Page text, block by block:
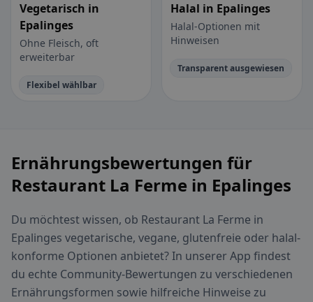
Vegetarisch in
Epalinges
Ohne Fleisch, oft
erweiterbar
Flexibel wählbar
Halal in Epalinges
Halal-Optionen mit
Hinweisen
Transparent ausgewiesen
Ernährungsbewertungen für
Restaurant La Ferme in Epalinges
Du möchtest wissen, ob Restaurant La Ferme in
Epalinges vegetarische, vegane, glutenfreie oder halal-
konforme Optionen anbietet? In unserer App findest
du echte Community-Bewertungen zu verschiedenen
Ernährungsformen sowie hilfreiche Hinweise zu